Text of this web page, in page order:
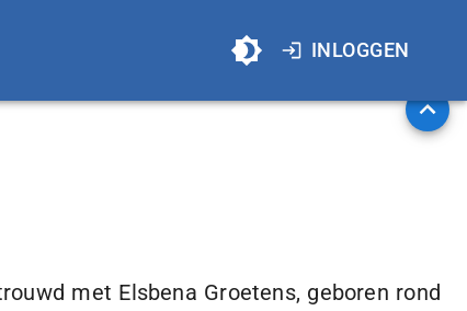
INLOGGEN
met Elsbena Groetens, geboren rond